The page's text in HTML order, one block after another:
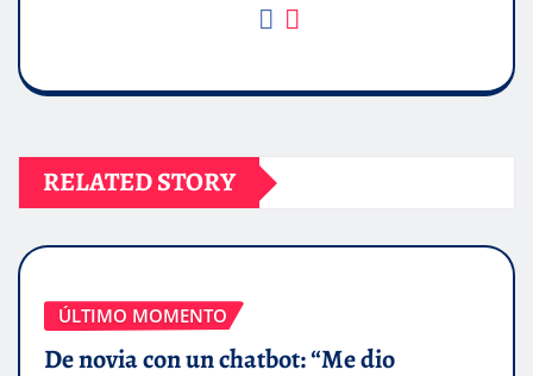
RELATED STORY
ÚLTIMO MOMENTO
De novia con un chatbot: “Me dio